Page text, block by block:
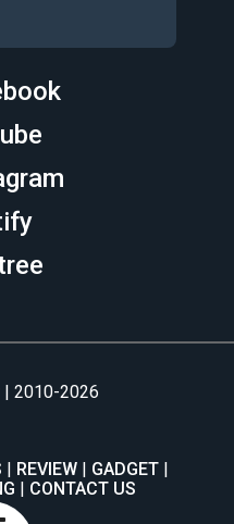
2010-2026
REVIEW
GADGET
CONTACT US